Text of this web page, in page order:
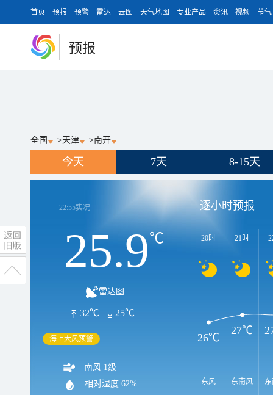
首页 预报 预警 雷达 云图 天气地图 专业产品 资讯 视频 节气
预报
全国 >天津 >南开
今天 7天 8-15天
22:55实况
25.9℃
雷达图
32℃ 25℃
海上大风预警
南风 1级
相对湿度 62%
逐小时预报
20时
东风
21时
东南风
26℃
27℃